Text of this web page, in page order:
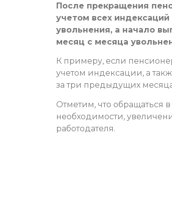
После прекращения
учетом всех
увольнения, а начало
месяц с месяца
К примеру, если
учетом индексации, а
за три предыдущих
Отметим, что обращаться
необходимости,
работодателя.